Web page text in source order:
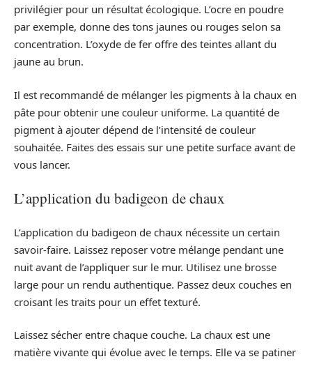
privilégier pour un résultat écologique. L’ocre en poudre
par exemple, donne des tons jaunes ou rouges selon sa
concentration. L’oxyde de fer offre des teintes allant du
jaune au brun.
Il est recommandé de mélanger les pigments à la chaux en
pâte pour obtenir une couleur uniforme. La quantité de
pigment à ajouter dépend de l’intensité de couleur
souhaitée. Faites des essais sur une petite surface avant de
vous lancer.
L’application du badigeon de chaux
L’application du badigeon de chaux nécessite un certain
savoir-faire. Laissez reposer votre mélange pendant une
nuit avant de l’appliquer sur le mur. Utilisez une brosse
large pour un rendu authentique. Passez deux couches en
croisant les traits pour un effet texturé.
Laissez sécher entre chaque couche. La chaux est une
matière vivante qui évolue avec le temps. Elle va se patiner